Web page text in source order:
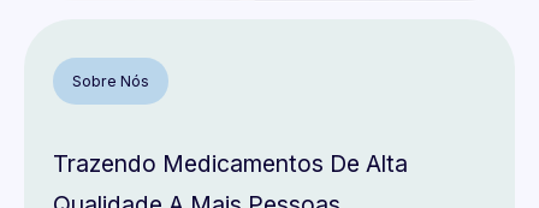
Sobre Nós
Trazendo Medicamentos De Alta